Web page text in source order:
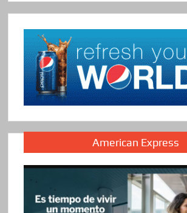
American Express